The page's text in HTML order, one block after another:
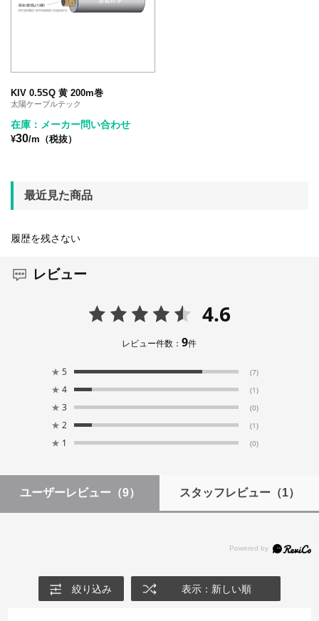
KIV 0.5SQ 黄 200m巻
太陽ケーブルテック
在庫：メーカー問い合わせ
¥30/m（税抜）
最近見た商品
履歴を残さない
レビュー
4.6
レビュー件数：9件
★ 5 (7)
★ 4 (1)
★ 3 (0)
★ 2 (1)
★ 1 (0)
ユーザーレビュー （9） スタッフレビュー（1）
絞り込み 表示：新しい順